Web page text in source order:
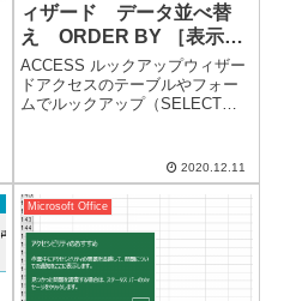
ィザード データ並べ替
え ORDER BY ［表示
順］
ACCESS ルックアップウィザー
ドアクセスのテーブルやフォー
ムでルックアップ（SELECT）
際に、項目の増減や並び順を変
更することがありIDとば別に並
べ替えのフィールドを作成して
いま...
2020.12.11
Microsoft Office